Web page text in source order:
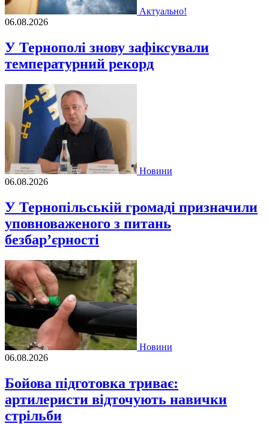
Актуально!
06.08.2026
У Тернополі знову зафіксували
температурний рекорд
Новини
06.08.2026
У Тернопільській громаді призначили
уповноваженого з питань
безбар’єрності
Новини
06.08.2026
Бойова підготовка триває:
артилеристи відточують навички
стрільби